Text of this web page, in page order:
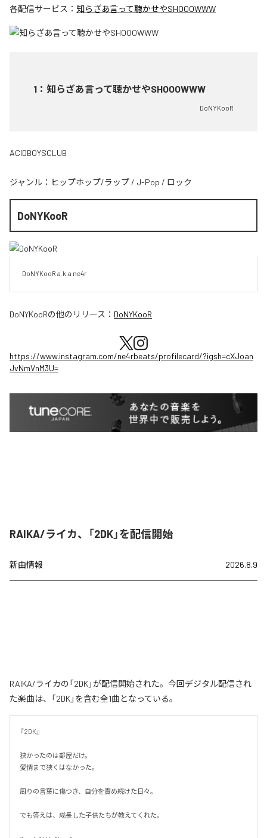
各配信サービス： 知らざあ言って聴かせやSHOOOWWW
1 ： 知らざあ言って聴かせやSHOOOWWW
DoNYKooR
ACIDBOYSCLUB
ジャンル： ヒップホップ/ラップ / J-Pop / ロック
DoNYKooR
DoNYKooR a.k.a ne4r
DoNYKooRの他のリリース： DoNYKooR
https://www.instagram.com/ne4rbeats/profilecard/?igsh=cXJoan
JvNmVnM3U=
RAIKA/ライカ、「2DK」を配信開始
新曲情報 2026.8.9
RAIKA/ライカの「2DK」が配信開始された。今回デジタル配信され
た楽曲は、「2DK」を含む全1曲となっている。
『2DK』
狭かったのは部屋だけ。
愛情まで狭くはなかった。
周りの言葉に傷つき、自分を責め続けた日々。
でも答えは、成長した子供たちが教えてくれた。